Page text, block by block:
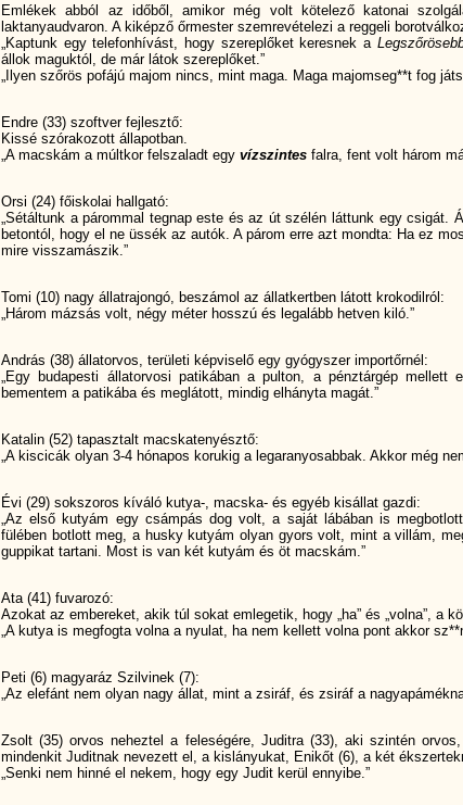
Emlékek abból az időből, amikor még volt kötelező katonai
laktanyaudvaron. A kiképző őrmester szemrevételezi a reggeli
„Kaptunk egy telefonhívást, hogy szereplőket keresnek a
állok maguktól, de már látok szereplőket.”
„Ilyen szőrös pofájú majom nincs, mint maga. Maga majomseg**t fog
Endre (33) szoftver fejlesztő:
Kissé szórakozott állapotban.
„A macskám a múltkor felszaladt egy vízszintes falra, fent volt három
Orsi (24) főiskolai hallgató:
„Sétáltunk a párommal tegnap este és az út szélén láttunk egy
betontól, hogy el ne üssék az autók. A párom erre azt mondta: Ha ez
mire visszamászik.”
Tomi (10) nagy állatrajongó, beszámol az állatkertben látott krokodilról:
„Három mázsás volt, négy méter hosszú és legalább hetven kiló.”
András (38) állatorvos, területi képviselő egy gyógyszer importőrnél:
„Egy budapesti állatorvosi patikában a pulton, a pénztárgép
bementem a patikába és meglátott, mindig elhányta magát.”
Katalin (52) tapasztalt macskatenyésztő:
„A kiscicák olyan 3-4 hónapos korukig a legaranyosabbak. Akkor még
Évi (29) sokszoros kíváló kutya-, macska- és egyéb kisállat gazdi:
„Az első kutyám egy csámpás dog volt, a saját lábában is
fülében botlott meg, a husky kutyám olyan gyors volt, mint a villám,
guppikat tartani. Most is van két kutyám és öt macskám.”
Ata (41) fuvarozó:
Azokat az embereket, akik túl sokat emlegetik, hogy „ha” és „volna”, a
„A kutya is megfogta volna a nyulat, ha nem kellett volna pont akkor
Peti (6) magyaráz Szilvinek (7):
„Az elefánt nem olyan nagy állat, mint a zsiráf, és zsiráf a
Zsolt (35) orvos neheztel a feleségére, Juditra (33), aki szintén
mindenkit Juditnak nevezett el, a kislányukat, Enikőt (6), a két
„Senki nem hinné el nekem, hogy egy Judit kerül ennyibe.”